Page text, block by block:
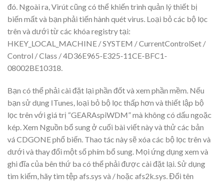
đó. Ngoài ra, Virút cũng có thể khiến trình quản lý thiết bị
biến mất và bạn phải tiến hành quét virus. Loại bỏ các bộ lọc
trên và dưới từ các khóa registry tại:
HKEY_LOCAL_MACHINE / SYSTEM / CurrentControlSet /
Control / Class / 4D36E965-E325-11CE-BFC1-
08002BE10318.
Bạn có thể phải cài đặt lại phần đốt và xem phần mềm. Nếu
bạn sử dụng ITunes, loại bỏ bộ lọc thấp hơn và thiết lập bộ
lọc trên với giá trị “GEARAspiWDM” mà không có dấu ngoặc
kép. Xem Nguồn bổ sung ở cuối bài viết này và thử các bản
vá CDGONE phổ biến. Thao tác này sẽ xóa các bộ lọc trên và
dưới và thay đổi một số phím bổ sung. Mọi ứng dụng xem và
ghi đĩa của bên thứ ba có thể phải được cài đặt lại. Sử dụng
tìm kiếm, hãy tìm tệp afs.sys và / hoặc afs2k.sys. Đổi tên